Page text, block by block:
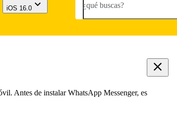
iOS 16.0 ¿qué buscas?
Antes de instalar WhatsApp Messenger, es